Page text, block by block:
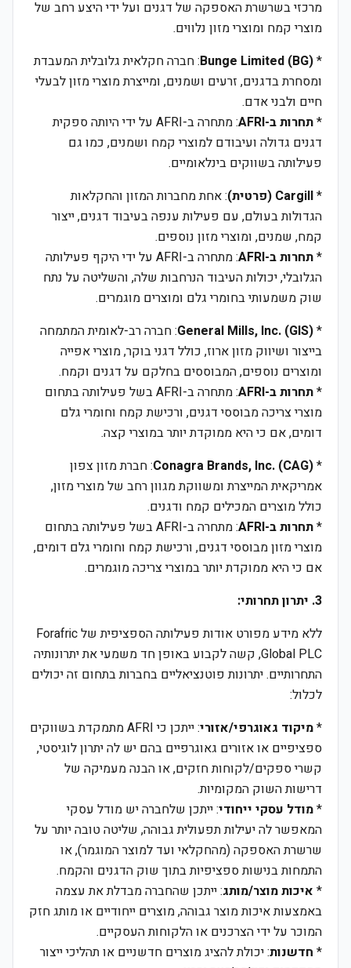
מרכזי בשרשרת האספקה של דגנים ועל ידי היצע רחב של
מוצרי קמח ומוצרי מזון נלווים.
*
Bunge Limited (BG): חברה חקלאית גלובלית המעבדת
ומסחרת בדגנים, זרעים ושמנים, ומייצרת מוצרי מזון לבעלי
חיים ולבני אדם.
*תחרות ב-AFRI
: מתחרה ב-AFRI על ידי היותה ספקית
דגנים גדולה ועיבודם למוצרי קמח ושמנים, כמו גם
פעילותה בשווקים בינלאומיים.
*Cargill (פרטית)
: אחת מחברות המזון והחקלאות
הגדולות בעולם, עם פעילות ענפה בעיבוד דגנים, ייצור
קמח, שמנים, ומוצרי מזון נוספים.
*תחרות ב-AFRI
: מתחרה ב-AFRI על ידי היקף פעילותה
הגלובלי, יכולות העיבוד הנרחבות שלה, והשליטה על נתח
שוק משמעותי בחומרי גלם ומוצרים מוגמרים.
*
General Mills, Inc. (GIS): חברה רב-לאומית המתמחה
בייצור ושיווק מזון ארוז, כולל דגני בוקר, מוצרי אפייה
ומוצרים נוספים, המבוססים בחלקם על דגנים וקמח.
*תחרות ב-AFRI
: מתחרה ב-AFRI בשל פעילותה בתחום
מוצרי צריכה מבוססי דגנים, ורכישת קמח וחומרי גלם
דומים, אם כי היא ממוקדת יותר במוצרי קצה.
*
Conagra Brands, Inc. (CAG): חברת מזון צפון
אמריקאית המייצרת ומשווקת מגוון רחב של מוצרי מזון,
כולל מוצרים המכילים קמח ודגנים.
*תחרות ב-AFRI
: מתחרה ב-AFRI בשל פעילותה בתחום
מוצרי מזון מבוססי דגנים, ורכישת קמח וחומרי גלם דומים,
אם כי היא ממוקדת יותר במוצרי צריכה מוגמרים.
3. יתרון תחרותי:
ללא מידע מפורט אודות פעילותה הספציפית של Forafric
Global PLC, קשה לקבוע באופן חד משמעי את יתרונותיה
התחרותיים. יתרונות פוטנציאליים בחברות בתחום זה יכולים
לכלול:
*מיקוד גאוגרפי/אזורי
: ייתכן כי AFRI מתמקדת בשווקים
ספציפיים או אזורים גאוגרפיים בהם יש לה יתרון לוגיסטי,
קשרי ספקים/לקוחות חזקים, או הבנה מעמיקה של
דרישות השוק המקומיות.
*מודל עסקי ייחודי: ייתכן שלחברה יש מודל עסקי
המאפשר לה יעילות תפעולית גבוהה, שליטה טובה יותר על
שרשרת האספקה (מהחקלאי ועד למוצר המוגמר), או
התמחות בנישות ספציפיות בתוך שוק הדגנים והקמח.
* איכות מוצר/מותג: ייתכן שהחברה מבדלת את עצמה
באמצעות איכות מוצר גבוהה, מוצרים ייחודיים או מותג חזק
המוכר על ידי הצרכנים או הלקוחות העסקיים.
* חדשנות: יכולת להציג מוצרים חדשניים או תהליכי ייצור